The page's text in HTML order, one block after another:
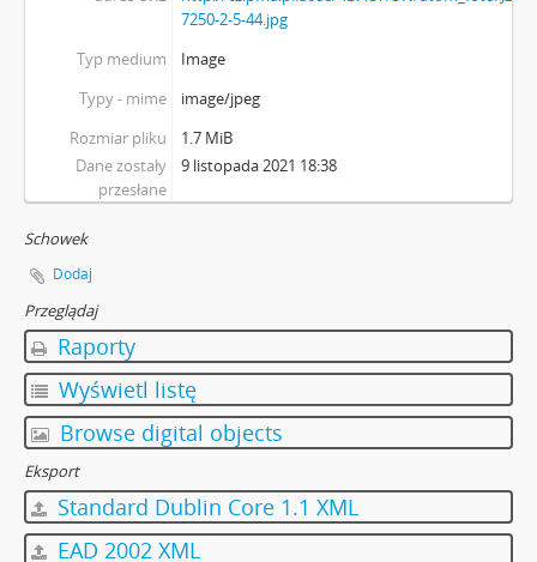
7250-2-5-44.jpg
Typ medium
Image
Typy - mime
image/jpeg
Rozmiar pliku
1.7 MiB
Dane zostały
przesłane
9 listopada 2021 18:38
Schowek
Dodaj
Przeglądaj
Raporty
Wyświetl listę
Browse digital objects
Eksport
Standard Dublin Core 1.1 XML
EAD 2002 XML